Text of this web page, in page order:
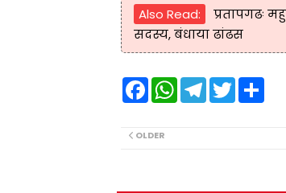
Also Read:
प्रतापगढः
सदस्य, बंधाया ढांढस
F
a
b
W
T
e
T
S
OLDER